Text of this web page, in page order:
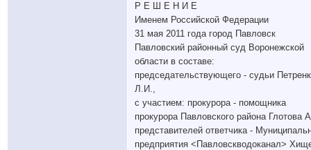
Р Е Ш Е Н И Е
Именем Российской Федерации
31 мая 2011 года город Павловск
Павловский районный суд Воронежской
области в составе:
председательствующего - судьи
Л.И.,
с участием: прокурора - помощника
прокурора Павловского района Глотова
представителей ответчика -
предприятия <Павловскводоканал>